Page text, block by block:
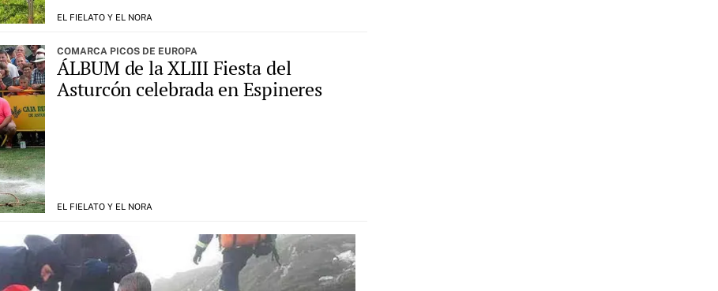
EL FIELATO Y EL NORA
COMARCA PICOS DE EUROPA
ÁLBUM de la XLIII Fiesta del
Asturcón celebrada en Espineres
EL FIELATO Y EL NORA